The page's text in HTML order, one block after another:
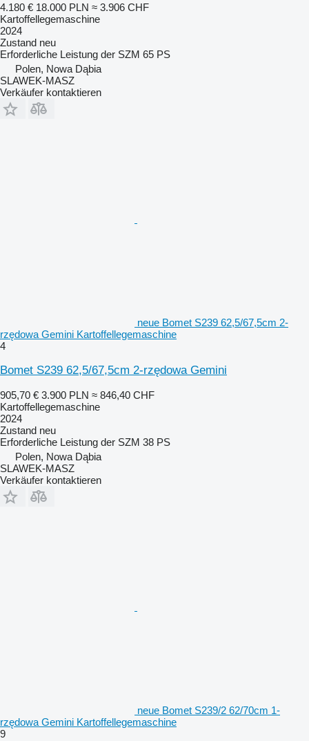
4.180 € 18.000 PLN ≈ 3.906 CHF
Kartoffellegemaschine
2024
Zustand neu
Erforderliche Leistung der SZM 65 PS
Polen, Nowa Dąbia
SLAWEK-MASZ
Verkäufer kontaktieren
neue Bomet S239 62,5/67,5cm 2-
rzędowa Gemini Kartoffellegemaschine
4
Bomet S239 62,5/67,5cm 2-rzędowa Gemini
905,70 € 3.900 PLN ≈ 846,40 CHF
Kartoffellegemaschine
2024
Zustand neu
Erforderliche Leistung der SZM 38 PS
Polen, Nowa Dąbia
SLAWEK-MASZ
Verkäufer kontaktieren
neue Bomet S239/2 62/70cm 1-
rzędowa Gemini Kartoffellegemaschine
9